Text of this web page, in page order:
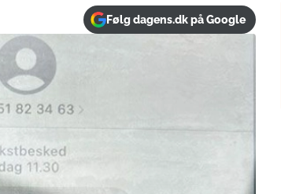
Følg dagens.dk på Google